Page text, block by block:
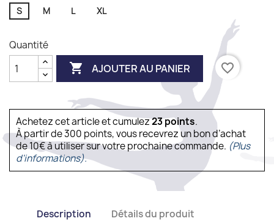
S M L XL
Quantité
 AJOUTER AU PANIER favorite_border
Achetez cet article et cumulez23points.
À partir de 300 points, vous recevrez un bon d’achat
de 10€ à utiliser sur votre prochaine commande. (Plus
d'informations).
Description Détails du produit